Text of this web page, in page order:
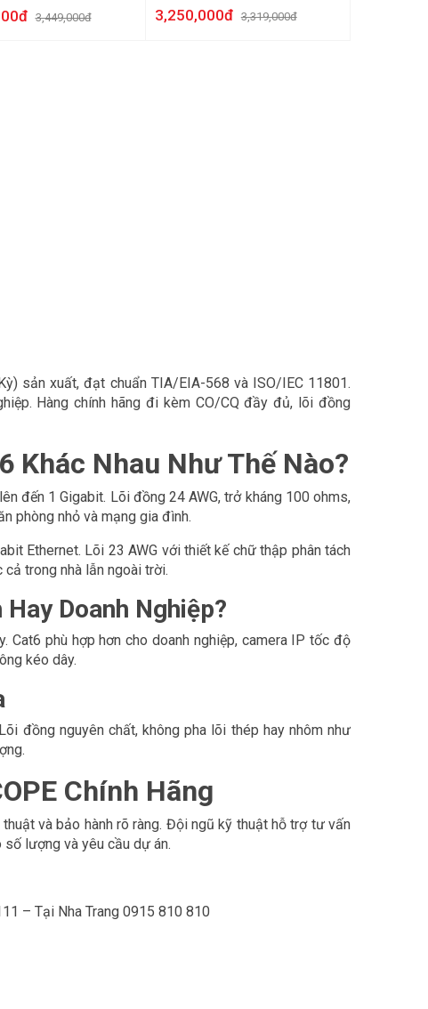
3,449,000đ 3,250,000đ 3,319,000đ
sản xuất, đạt chuẩn TIA/EIA-568 và ISO/IEC 11801.
Hàng chính hãng đi kèm CO/CQ đầy đủ, lõi đồng
Khác Nhau Như Thế Nào?
đến 1 Gigabit. Lõi đồng 24 AWG, trở kháng 100 ohms,
phòng nhỏ và mạng gia đình.
Ethernet. Lõi 23 AWG với thiết kế chữ thập phân tách
cả trong nhà lẫn ngoài trời.
Doanh Nghiệp?
Cat6 phù hợp hơn cho doanh nghiệp, camera IP tốc độ
kéo dây.
đồng nguyên chất, không pha lõi thép hay nhôm như
Chính Hãng
và bảo hành rõ ràng. Đội ngũ kỹ thuật hỗ trợ tư vấn
số lượng và yêu cầu dự án.
– Tại Nha Trang 0915 810 810